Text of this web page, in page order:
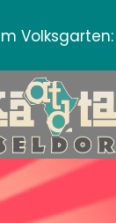
Volksgarten: